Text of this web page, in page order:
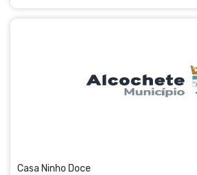
Casa Ninho Doce